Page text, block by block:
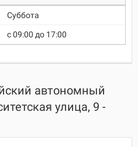
Суббота
c 09:00 до 17:00
автономный
улица, 9 -